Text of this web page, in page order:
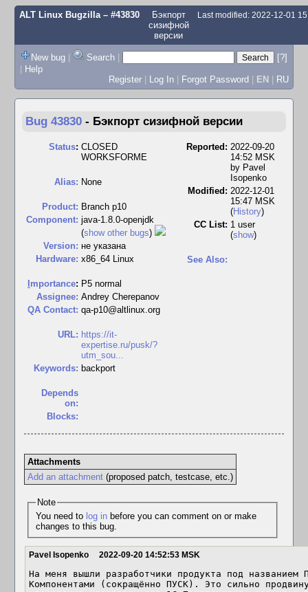
ALT Linux Bugzilla– #43830
Бэкпорт
сизифной
версии
Last modified: 2022-12-01
New bug | Search |
[?]
| Help
Register | Log In | Forgot Password | EN | RU
Bug 43830 - Бэкпорт сизифной версии
Status: CLOSED
WORKSFORME
Alias: None
Product: Branch p10
Component: java-1.8.0-openjdk
(show other bugs)
Version: не указана
Hardware: x86_64 Linux
mportance: P5 normal
Assignee: Andrey Cherepanov
QA Contact: qa-p10@altlinux.org
URL: https://it-
expertise.ru/pusk/?
utm_sou...
Keywords: backport
Depends
on:
Blocks:
Reported: 2022-09-20
14:52 MSK
by Pavel
Isopenko
Modified: 2022-12-01
15:47 MSK
(History)
CC List: 1 user
(show)
See Also:
Attachments
Add an attachment(proposed patch, testcase, etc.)
Note
You need to log inbefore you can comment on or make
changes to this bug.
Pavel Isopenko 2022-09-20 14:52:53 MSK
На меня вышли разработчики продукта под названием
Компонентами (сокращённо ПУСК). Это сильно